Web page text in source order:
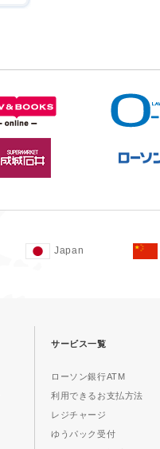
Japan
サービス一覧
ローソン銀行ATM
利用できるお支払方法
レジチャージ
ゆうパック受付